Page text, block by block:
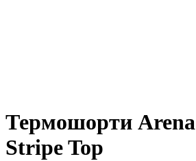
Термошорти Arena
Stripe Top